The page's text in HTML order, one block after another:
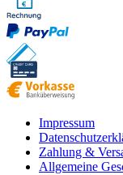
Impressum
Zahlung &
Allgemeine